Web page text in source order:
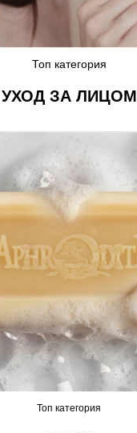
Топ категория
УХОД ЗА ЛИЦОМ
Топ категория